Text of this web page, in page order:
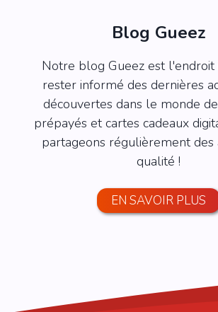
Blog Gueez
Notre blog Gueez est
rester informé des dernières
découvertes dans le monde
prépayés et cartes cadeaux
partageons régulièrement des
qualité !
EN SAVOIR PLUS